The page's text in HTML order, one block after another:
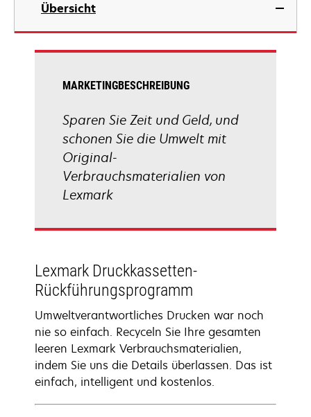
Übersicht
MARKETINGBESCHREIBUNG
Sparen Sie Zeit und Geld, und
schonen Sie die Umwelt mit
Original-
Verbrauchsmaterialien von
Lexmark
Lexmark Druckkassetten-
Rückführungsprogramm
Umweltverantwortliches Drucken war noch
nie so einfach. Recyceln Sie Ihre gesamten
leeren Lexmark Verbrauchsmaterialien,
indem Sie uns die Details überlassen. Das ist
einfach, intelligent und kostenlos.